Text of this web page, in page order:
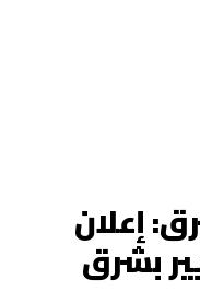
إعلان
بشرق